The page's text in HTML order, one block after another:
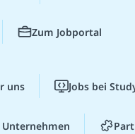
Zum Jobportal
uns Jobs bei